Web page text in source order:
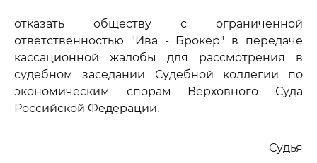
отказать обществу с ограниченной
ответственностью "Ива - Брокер" в передаче
кассационной жалобы для рассмотрения в
судебном заседании Судебной коллегии по
экономическим спорам Верховного Суда
Российской Федерации.
Судья